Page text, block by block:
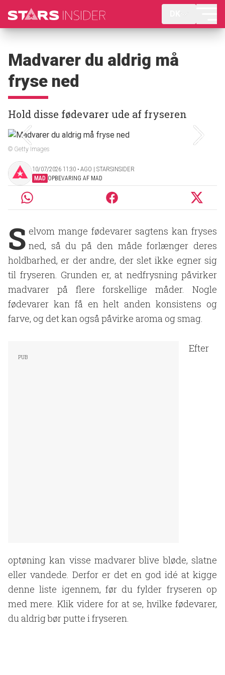
Madvarer du aldrig må
fryse ned
Hold disse fødevarer ude af fryseren
© Getty Images
10/07/2026 11:30 ‧ AGO | STARSINSIDER
MAD OPBEVARING AF MAD
S elvom mange fødevarer sagtens kan fryses
ned, så du på den måde forlænger deres
holdbarhed, er der andre, der slet ikke egner sig
til fryseren. Grunden er, at nedfrysning påvirker
madvarer på flere forskellige måder. Nogle
fødevarer kan få en helt anden konsistens og
farve, og det kan også påvirke aroma og smag.
Efter
optøning kan visse madvarer blive bløde, slatne
eller vandede. Derfor er det en god idé at kigge
denne liste igennem, før du fylder fryseren op
med mere. Klik videre for at se, hvilke fødevarer,
du aldrig bør putte i fryseren.